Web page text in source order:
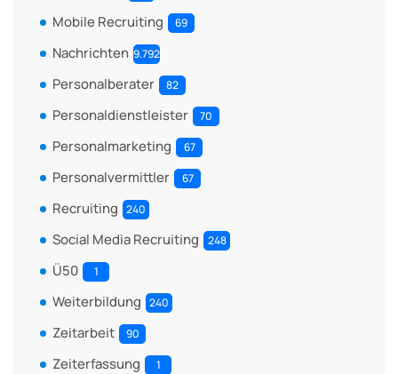
Mobile Recruiting 69
Nachrichten 9.792
Personalberater 82
Personaldienstleister 70
Personalmarketing 67
Personalvermittler 67
Recruiting 240
Social Media Recruiting 248
Ü50 1
Weiterbildung 240
Zeitarbeit 90
Zeiterfassung 1